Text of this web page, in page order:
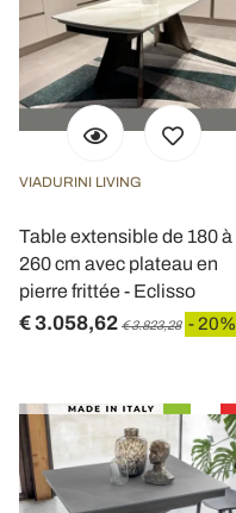
VIADURINI LIVING
Table extensible de 180 à
260 cm avec plateau en
pierre frittée - Eclisso
€ 3.058,62 € 3.823,28 - 20%